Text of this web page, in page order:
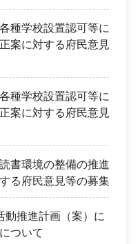
種学校設置認可等に
案に対する府民意見
種学校設置認可等に
案に対する府民意見
書環境の整備の推進
る府民意見等の募集
動推進計画（案）に
ついて